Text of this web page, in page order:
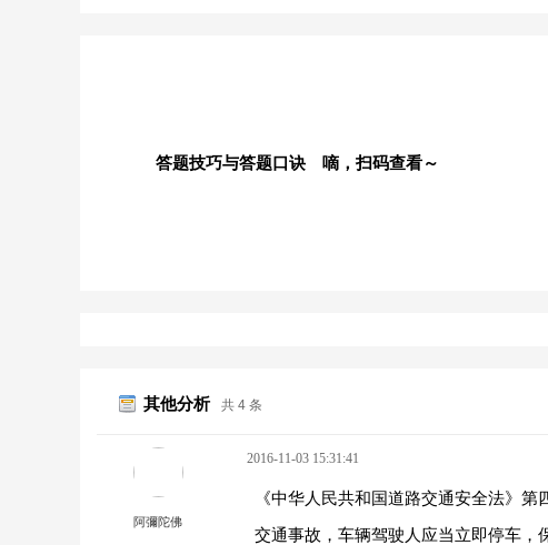
答题技巧与答题口诀 嘀，扫码查看～
其他分析 共 4 条
阿彌陀佛
2016-11-03 15:31:41
《中华人民共和国道路交通安全法》
交通事故，车辆驾驶人应当立即停车，